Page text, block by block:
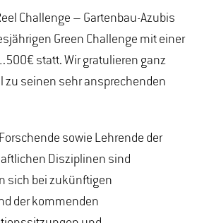
Challenge – Gartenbau-Azubis
Green Challenge mit einer
statt. Wir gratulieren ganz
zu seinen sehr ansprechenden
sowie Lehrende der
Disziplinen sind
sich bei zukünftigen
der kommenden